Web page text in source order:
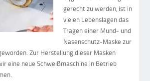
gerecht zu werden, ist in
vielen Lebenslagen das
Tragen einer Mund- und
Nasenschutz-Maske zur
Zur Herstellung dieser Masken
eine neue Schweißmaschine in Betrieb